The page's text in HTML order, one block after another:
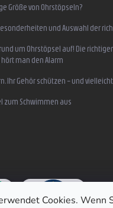
Cookies. Wenn
Größe von Ohrstöpseln?
und Auswahl der
um Ohrstöpsel auf! Die
man den Alarm
Ihr Gehör schützen – und
zum Schwimmen aus